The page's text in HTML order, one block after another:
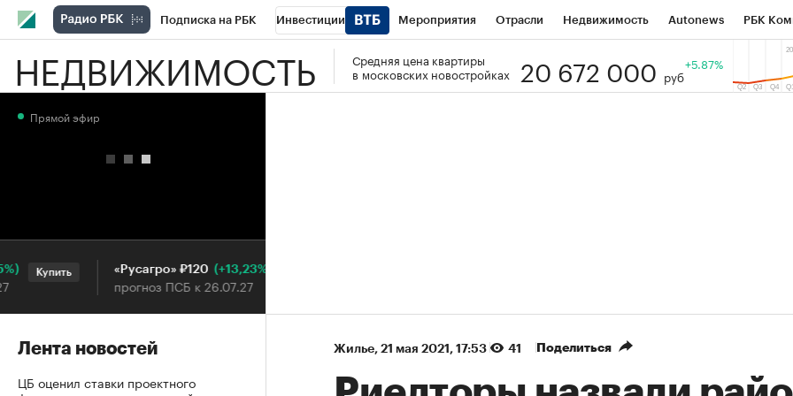
Подписка на РБК Инвестиции Мероприятия Отрасли Недвижимость Autonews РБК
РБК Вино Спорт Школа управления РБК РБК Образование Тренды
НЕДВИЖИМОСТЬ
Средняя цена квартиры
в московских новостройках
20 672 000 руб
+5.87%
Жилье⁠, 21 мая 2021, 17:53 41 Поделиться
Прямой эфир
Купить «Русагро» ₽120 (+13,23%)
прогноз ПСБ к 26.07.27
Лента новостей
ЦБ оценил ставки проектного